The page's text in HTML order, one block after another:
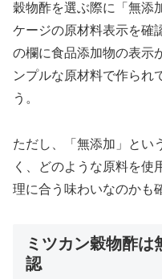
穀物酢を選ぶ際に「無添
ケージの原材料表示を確
の欄に食品添加物の表示
ンプルな原材料で作られ
う。
ただし、「無添加」とい
く、どのような原料を使
理に合う味わいなのかも
ミツカン穀物酢は
認